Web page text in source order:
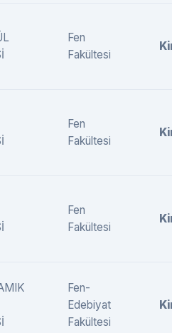
Fen
Fakültesi
Fen
Fakültesi
Fen
Fakültesi
Fen-
Edebiyat
Fakültesi